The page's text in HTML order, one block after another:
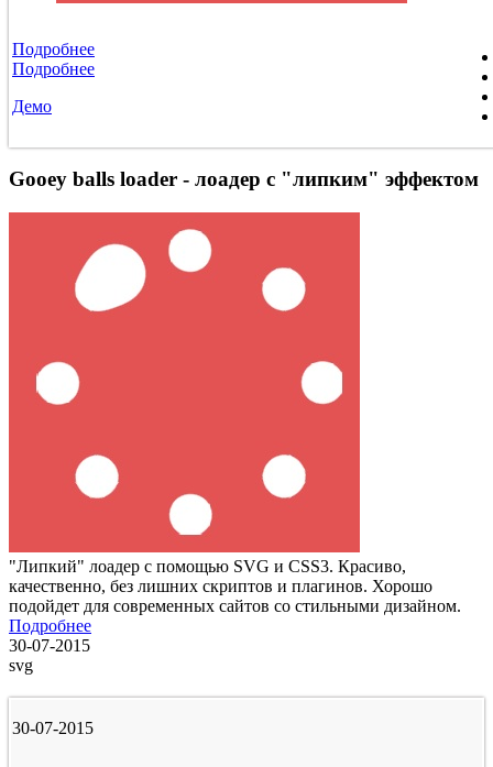
Подробнее
Подробнее
Демо
Gooey balls loader - лоадер с "липким" эффектом
"Липкий" лоадер с помощью SVG и CSS3. Красиво,
качественно, без лишних скриптов и плагинов. Хорошо
подойдет для современных сайтов со стильными дизайном.
Подробнее
30-07-2015
svg
30-07-2015